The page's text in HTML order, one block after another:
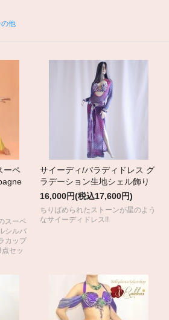
他
ーペ
スーペ
シルバ
カップ
セッ
サイーディ/バラディドレス グ
ラデーション生地シェル飾り
16,000円(税込17,600円)
ちりばめられたストーンが星のよう
なサイーディドレス!!